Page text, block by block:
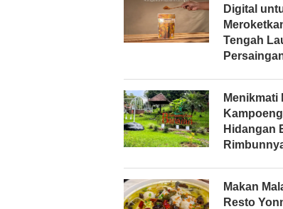
Digital
Tengah
Menikmati
Hidangan
Makan
Resto